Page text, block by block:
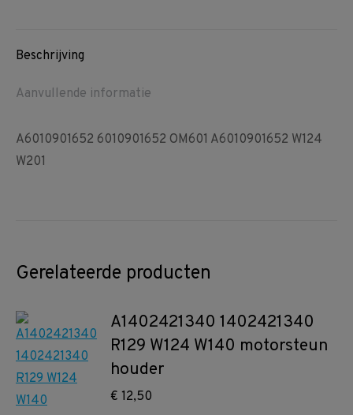
Beschrijving
Aanvullende informatie
A6010901652 6010901652 OM601 A6010901652 W124
W201
Gerelateerde producten
A1402421340 1402421340
R129 W124 W140 motorsteun
houder
€ 12,50